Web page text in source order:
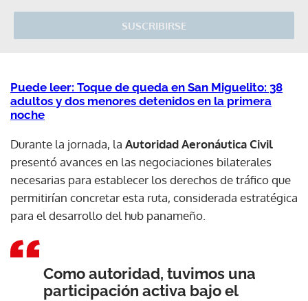
SUSCRIBIRSE
Puede leer: Toque de queda en San Miguelito: 38
adultos y dos menores detenidos en la primera
noche
Durante la jornada, la Autoridad Aeronáutica Civil
presentó avances en las negociaciones bilaterales
necesarias para establecer los derechos de tráfico que
permitirían concretar esta ruta, considerada estratégica
para el desarrollo del hub panameño.
Como autoridad, tuvimos una
participación activa bajo el